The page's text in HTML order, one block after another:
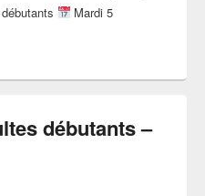
Mardi 5
à la self-défense le 05-07-2022
débutants –